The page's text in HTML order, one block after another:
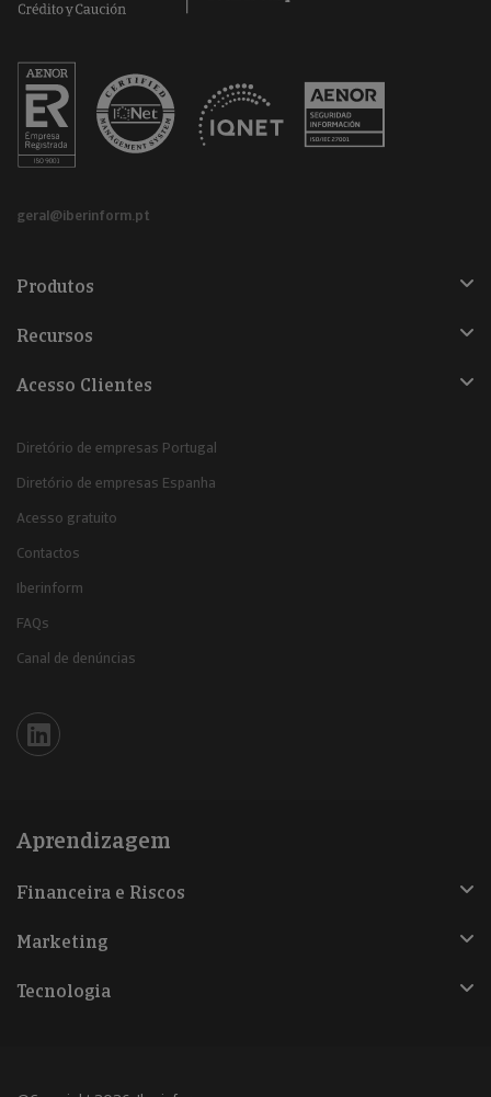
geral@iberinform.pt
Produtos
Recursos
Acesso Clientes
Diretório de empresas Portugal
Diretório de empresas Espanha
Acesso gratuito
Contactos
Iberinform
FAQs
Canal de denúncias
Iberinform en Linkedin
Aprendizagem
Financeira e Riscos
Marketing
Tecnologia